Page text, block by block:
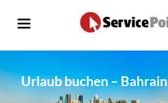
Urlaub buchen – Bahrain